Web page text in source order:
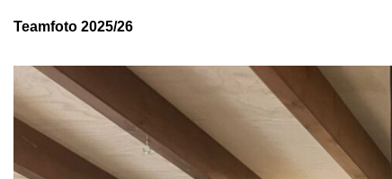
Teamfoto 2025/26